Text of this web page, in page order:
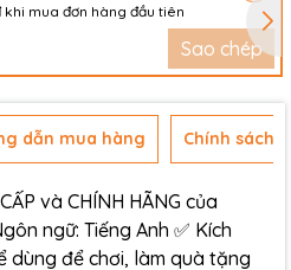
mua đơn hàng đầu tiên
Sao chép
dẫn mua hàng Chính sách
và CHÍNH HÃNG của
ngữ: Tiếng Anh ✅ Kích
dùng để chơi, làm quà tặng